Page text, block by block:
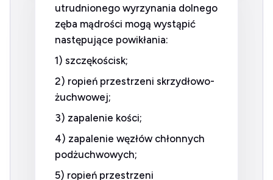
utrudnionego wyrzynania dolnego
zęba mądrości mogą wystąpić
następujące powikłania:
1) szczękościsk;
2) ropień przestrzeni skrzydłowo-
żuchwowej;
3) zapalenie kości;
4) zapalenie węzłów chłonnych
podżuchwowych;
5) ropień przestrzeni